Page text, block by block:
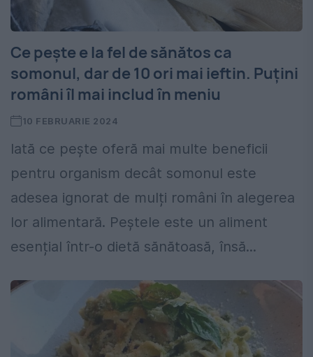
Ce pește e la fel de sănătos ca
somonul, dar de 10 ori mai ieftin. Puțini
români îl mai includ în meniu
10 FEBRUARIE 2024
Iată ce pește oferă mai multe beneficii
pentru organism decât somonul este
adesea ignorat de mulți români în alegerea
lor alimentară. Peștele este un aliment
esențial într-o dietă sănătoasă, însă...